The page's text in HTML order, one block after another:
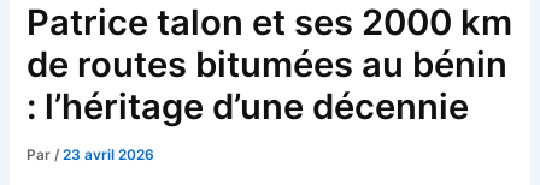
Patrice talon et ses 2000 km
de routes bitumées au bénin
: l’héritage d’une décennie
Par/23 avril 2026